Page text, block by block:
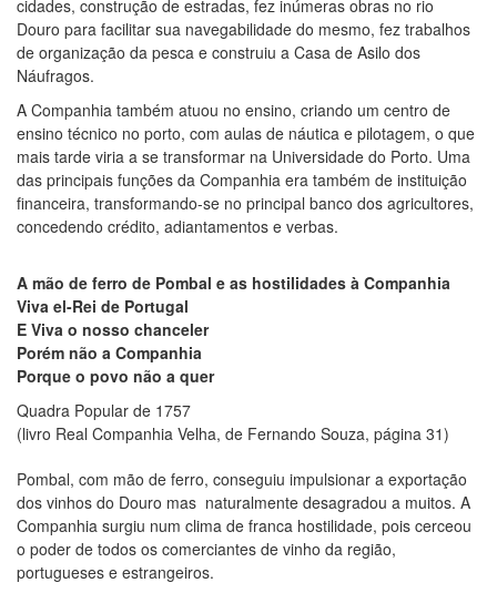
cidades, construção de estradas, fez inúmeras obras no rio
Douro para facilitar sua navegabilidade do mesmo, fez trabalhos
de organização da pesca e construiu a Casa de Asilo dos
Náufragos.
A Companhia também atuou no ensino, criando um centro de
ensino técnico no porto, com aulas de náutica e pilotagem, o que
mais tarde viria a se transformar na Universidade do Porto. Uma
das principais funções da Companhia era também de instituição
financeira, transformando-se no principal banco dos agricultores,
concedendo crédito, adiantamentos e verbas.
A mão de ferro de Pombal e as hostilidades à Companhia
Viva el-Rei de Portugal
E Viva o nosso chanceler
Porém não a Companhia
Porque o povo não a quer
Quadra Popular de 1757
(livro Real Companhia Velha, de Fernando Souza, página 31)
Pombal, com mão de ferro, conseguiu impulsionar a exportação
dos vinhos do Douro mas naturalmente desagradou a muitos. A
Companhia surgiu num clima de franca hostilidade, pois cerceou
o poder de todos os comerciantes de vinho da região,
portugueses e estrangeiros.